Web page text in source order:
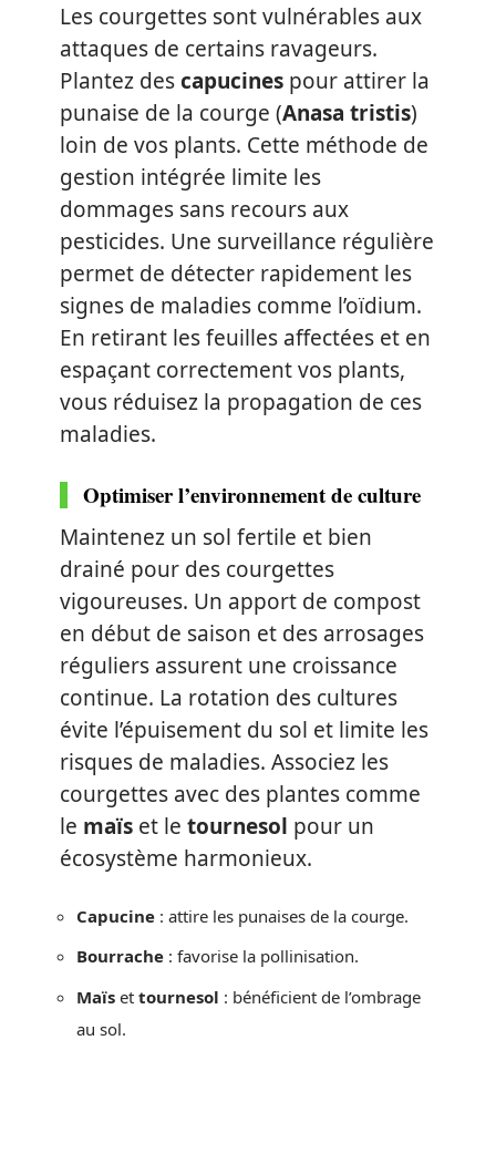
Les courgettes sont vulnérables aux
attaques de certains ravageurs.
Plantez descapucines pour attirer la
punaise de la courge (Anasa tristis)
loin de vos plants. Cette méthode de
gestion intégrée limite les
dommages sans recours aux
pesticides. Une surveillance régulière
permet de détecter rapidement les
signes de maladies comme l’oïdium.
En retirant les feuilles affectées et en
espaçant correctement vos plants,
vous réduisez la propagation de ces
maladies.
Optimiser l’environnement de culture
Maintenez un sol fertile et bien
drainé pour des courgettes
vigoureuses. Un apport de compost
en début de saison et des arrosages
réguliers assurent une croissance
continue. La rotation des cultures
évite l’épuisement du sol et limite les
risques de maladies. Associez les
courgettes avec des plantes comme
le maïs et le tournesol pour un
écosystème harmonieux.
Capucine : attire les punaises de la courge.
Bourrache : favorise la pollinisation.
Maïs et tournesol : bénéficient de l’ombrage
au sol.